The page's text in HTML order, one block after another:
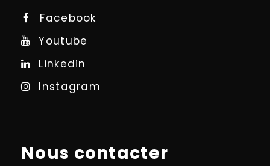
Facebook
Youtube
Linkedin
Instagram
Nous contacter